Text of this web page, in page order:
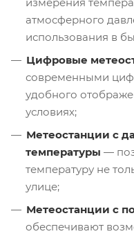
атмосферного
использования в
Цифровые
современными
удобного
условиях;
Метеостанции с
температуры —
температуру не
улице;
Метеостанции с
обеспечивают